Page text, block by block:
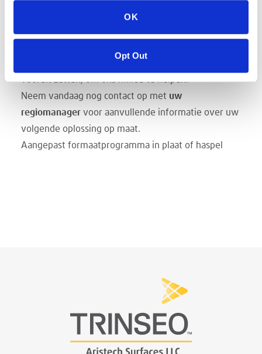
OK
Opt Out
een specifieke productierun.
minder uitval. Minder schroot betekent een stap
vooruit zetten, om ons milieu te helpen.
Neem vandaag nog contact op met uw
regiomanager voor aanvullende informatie over uw
volgende oplossing op maat.
Aangepast formaatprogramma in plaat of haspel